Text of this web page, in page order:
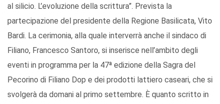
al silicio. L’evoluzione della scrittura”. Prevista la
partecipazione del presidente della Regione Basilicata, Vito
Bardi. La cerimonia, alla quale interverrà anche il sindaco di
Filiano, Francesco Santoro, si inserisce nell’ambito degli
eventi in programma per la 47ª edizione della Sagra del
Pecorino di Filiano Dop e dei prodotti lattiero caseari, che si
svolgerà da domani al primo settembre. È quanto scritto in